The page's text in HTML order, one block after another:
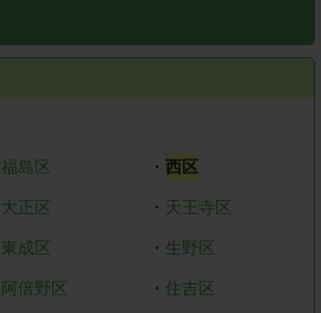
福島区 ・西区
大正区 ・ 天王寺区
東成区 ・ 生野区
阿倍野区 ・ 住吉区